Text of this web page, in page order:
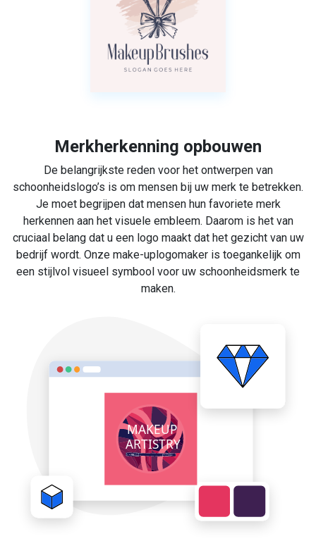
Merkherkenning opbouwen
De belangrijkste reden voor het ontwerpen van
schoonheidslogo’s is om mensen bij uw merk te betrekken.
Je moet begrijpen dat mensen hun favoriete merk
herkennen aan het visuele embleem. Daarom is het van
cruciaal belang dat u een logo maakt dat het gezicht van uw
bedrijf wordt. Onze make-uplogomaker is toegankelijk om
een stijlvol visueel symbool voor uw schoonheidsmerk te
maken.